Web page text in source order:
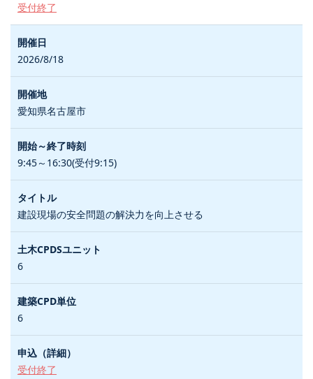
受付終了
2026/8/18
愛知県名古屋市
9:45～16:30(受付9:15)
建設現場の安全問題の解決力を向上させる
6
6
受付終了